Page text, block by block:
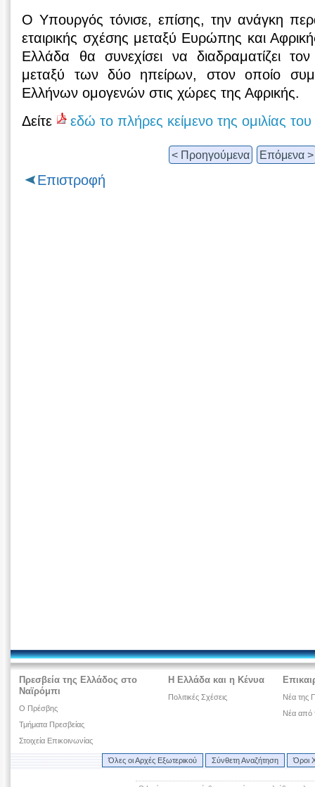
Ο Υπουργός τόνισε, επίσης, την ανάγκη
εταιρικής σχέσης μεταξύ Ευρώπης και
Ελλάδα θα συνεχίσει να διαδραματίζει
μεταξύ των δύο ηπείρων, στον οποίο
Ελλήνων ομογενών στις χώρες της Αφρικής.
Δείτε
εδώ το πλήρες κείμενο της ομιλίας
< Προηγούμενα Επόμενα >
Επιστροφή
Πρεσβεία της Ελλάδος στο
Ναϊρόμπι
Ο Πρέσβης
Τμήματα Πρεσβείας
Στοιχεία Επικοινωνίας
Η Ελλάδα και η Κένυα
Πολιτικές Σχέσεις
Νέα της
Νέα από
Όλες οι Αρχές Εξωτερικού Σύνθετη Αναζήτηση Όροι